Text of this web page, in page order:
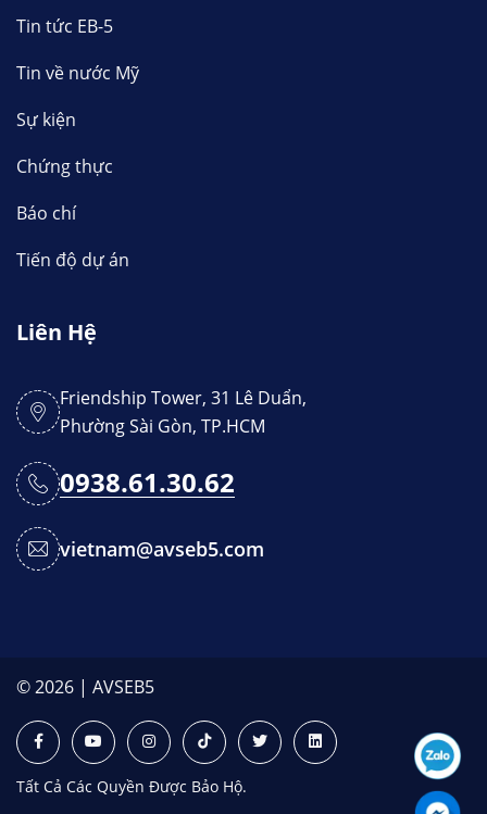
Tin tức EB-5
Tin về nước Mỹ
Sự kiện
Chứng thực
Báo chí
Tiến độ dự án
Liên Hệ
Friendship Tower, 31 Lê Duẩn,
Phường Sài Gòn, TP.HCM
0938.61.30.62
vietnam@avseb5.com
© 2026 | AVSEB5
Tất Cả Các Quyền Được Bảo Hộ.